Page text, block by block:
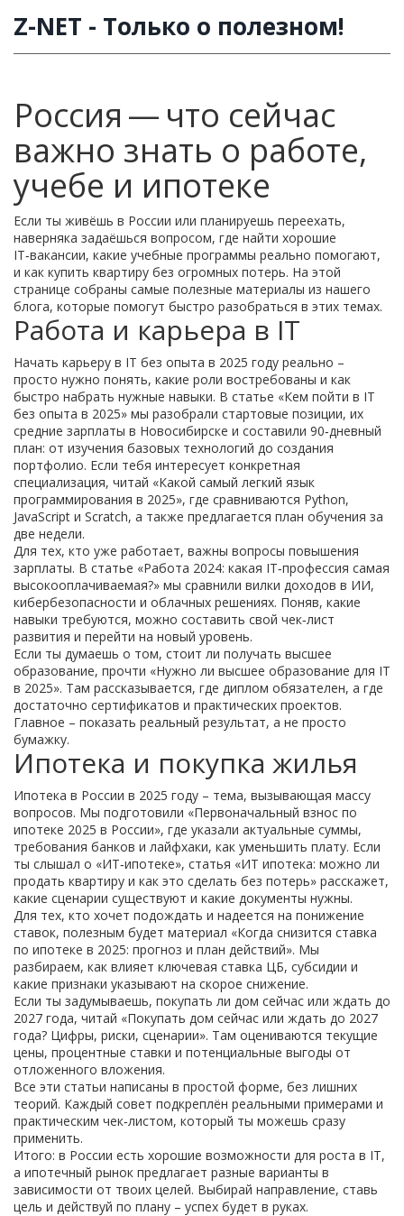
Z-NET - Только о полезном!
Россия — что сейчас
важно знать о работе,
учебе и ипотеке
Если ты живёшь в России или планируешь переехать,
наверняка задаёшься вопросом, где найти хорошие
IT‑вакансии, какие учебные программы реально помогают,
и как купить квартиру без огромных потерь. На этой
странице собраны самые полезные материалы из нашего
блога, которые помогут быстро разобраться в этих темах.
Работа и карьера в IT
Начать карьеру в IT без опыта в 2025 году реально –
просто нужно понять, какие роли востребованы и как
быстро набрать нужные навыки. В статье «Кем пойти в IT
без опыта в 2025» мы разобрали стартовые позиции, их
средние зарплаты в Новосибирске и составили 90‑дневный
план: от изучения базовых технологий до создания
портфолио. Если тебя интересует конкретная
специализация, читай «Какой самый легкий язык
программирования в 2025», где сравниваются Python,
JavaScript и Scratch, а также предлагается план обучения за
две недели.
Для тех, кто уже работает, важны вопросы повышения
зарплаты. В статье «Работа 2024: какая IT‑профессия самая
высокооплачиваемая?» мы сравнили вилки доходов в ИИ,
кибербезопасности и облачных решениях. Поняв, какие
навыки требуются, можно составить свой чек‑лист
развития и перейти на новый уровень.
Если ты думаешь о том, стоит ли получать высшее
образование, прочти «Нужно ли высшее образование для IT
в 2025». Там рассказывается, где диплом обязателен, а где
достаточно сертификатов и практических проектов.
Главное – показать реальный результат, а не просто
бумажку.
Ипотека и покупка жилья
Ипотека в России в 2025 году – тема, вызывающая массу
вопросов. Мы подготовили «Первоначальный взнос по
ипотеке 2025 в России», где указали актуальные суммы,
требования банков и лайфхаки, как уменьшить плату. Если
ты слышал о «ИТ‑ипотеке», статья «ИТ ипотека: можно ли
продать квартиру и как это сделать без потерь» расскажет,
какие сценарии существуют и какие документы нужны.
Для тех, кто хочет подождать и надеется на понижение
ставок, полезным будет материал «Когда снизится ставка
по ипотеке в 2025: прогноз и план действий». Мы
разбираем, как влияет ключевая ставка ЦБ, субсидии и
какие признаки указывают на скорое снижение.
Если ты задумываешь, покупать ли дом сейчас или ждать до
2027 года, читай «Покупать дом сейчас или ждать до 2027
года? Цифры, риски, сценарии». Там оцениваются текущие
цены, процентные ставки и потенциальные выгоды от
отложенного вложения.
Все эти статьи написаны в простой форме, без лишних
теорий. Каждый совет подкреплён реальными примерами и
практическим чек‑листом, который ты можешь сразу
применить.
Итого: в России есть хорошие возможности для роста в IT,
а ипотечный рынок предлагает разные варианты в
зависимости от твоих целей. Выбирай направление, ставь
цель и действуй по плану – успех будет в руках.